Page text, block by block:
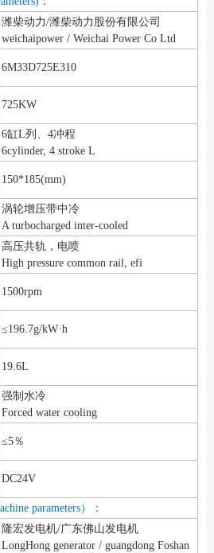
潍柴动力/潍柴动力股份有限公司
weichaipower / Weichai Power Co Ltd
6M33D725E310
725KW
6缸L列、4冲程
6cylinder, 4 stroke L
150*185(mm)
涡轮增压带中冷
A turbocharged inter-cooled
高压共轨，电喷
High pressure common rail, efi
1500rpm
≤196.7g/kW·h
19.6L
强制水冷
Forced water cooling
≤5％
DC24V
parameters）：
隆宏发电机/广东佛山发电机
LongHong generator / guangdong Foshan